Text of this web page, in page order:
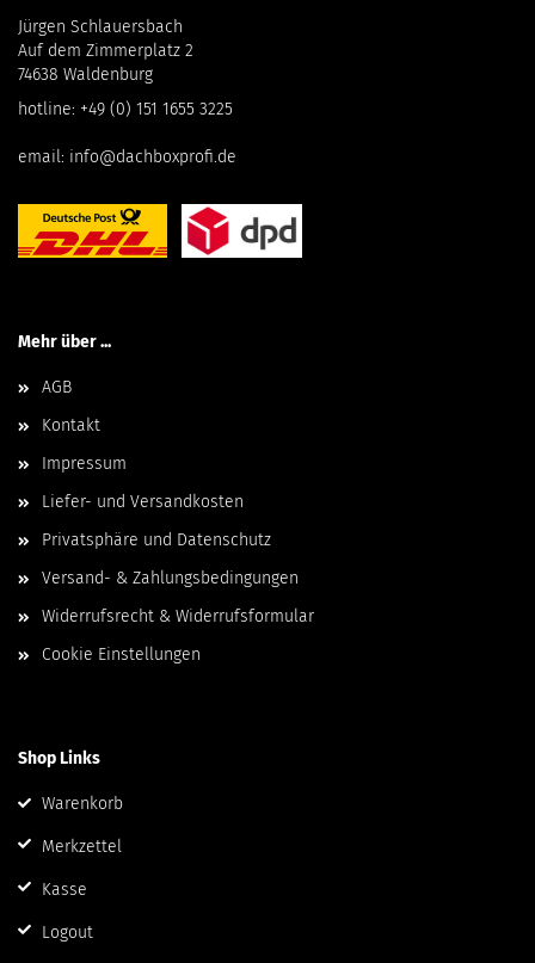
Jürgen Schlauersbach
Auf dem Zimmerplatz 2
74638 Waldenburg
hotline: +49 (0) 151 1655 3225
email: info@dachboxprofi.de
Mehr über ...
AGB
Kontakt
Impressum
Liefer- und Versandkosten
Privatsphäre und Datenschutz
Versand- & Zahlungsbedingungen
Widerrufsrecht & Widerrufsformular
Cookie Einstellungen
Shop Links
Warenkorb
Merkzettel
Kasse
Logout